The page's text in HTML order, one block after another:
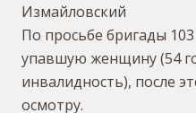
Измайловский
По просьбе бригады
упавшую женщину (54
инвалидность), после
осмотру.